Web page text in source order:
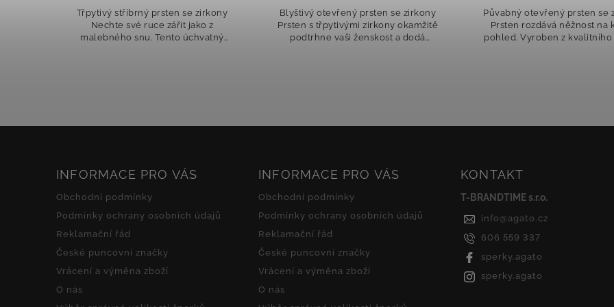
Třpytivý stříbrný prsten se zirkony
Nechte své ruce zářit jako z
malebného snu. Tento úchvatný
Blyštivý otevřený prsten se zirkony
Prsten s třpytivými zirkony okamžitě
podtrhne vaši ženskost a dodá
Půvabný otevřený prsten se
Prsten rozdává něžnost na
pohled. Vyroben z kvalitního
INFORMACE PRO VÁS
Obchodní podmínky
Podmínky ochrany osobních údajů
Reklamační řád
České puncovní značky
Vrácení a výměna zboží
O nás
INFORMACE PRO VÁS
Obchodní podmínky
Podmínky ochrany osobních údajů
Reklamační řád
České puncovní značky
Vrácení a výměna zboží
O nás
KONTAKT
T-BRANDTIME s.r.o.
info @agato.cz
606 559 337
sperky.agato
sperky.agato